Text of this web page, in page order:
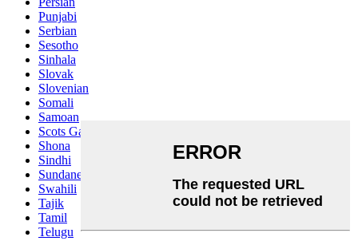
Punjabi
Serbian
Sesotho
Sinhala
Slovak
Slovenian
Somali
Samoan
Scots Gaelic
Shona
Sindhi
Sundanese
Swahili
Tajik
Tamil
Telugu